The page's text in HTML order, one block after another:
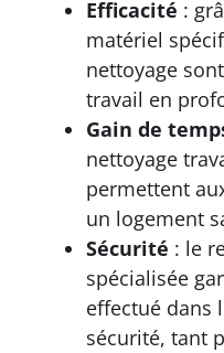
Efficacité :
matériel
nettoyage
travail en
Gain de
nettoyage
permettent
un logement
Sécurité : le
spécialisée
effectué dans
sécurité, tant